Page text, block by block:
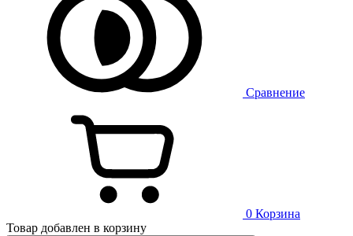
Сравнение
0 Корзина
Товар добавлен в корзину